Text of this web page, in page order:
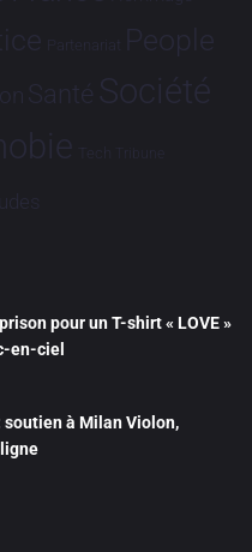
Partenariat People
Santé Société
Tech Tribune
pour un T-shirt « LOVE »
en-ciel
à Milan Violon,